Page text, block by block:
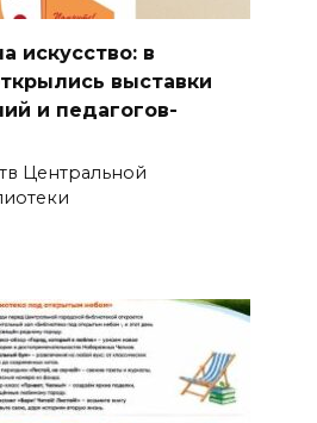
искусство: в
выставки
и педагогов-
Центральной